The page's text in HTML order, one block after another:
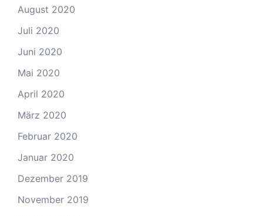
August 2020
Juli 2020
Juni 2020
Mai 2020
April 2020
März 2020
Februar 2020
Januar 2020
Dezember 2019
November 2019